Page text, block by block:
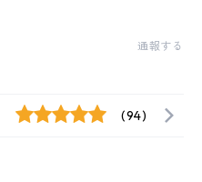
通報する
(94)